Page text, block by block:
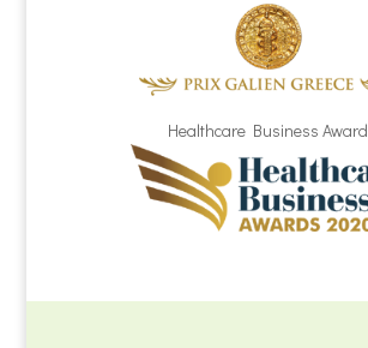
Healthcare Business Award